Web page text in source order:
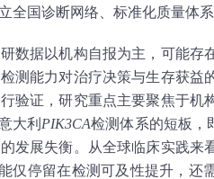
全国诊断网络、标准化质量体
数据以机构自报为主，可能存
测能力对治疗决策与生存获益
验证，研究重点主要聚焦于机
大利 PIK3CA检测体系的短板，
发展失衡。从全球临床实践来
仅停留在检测可及性提升，还